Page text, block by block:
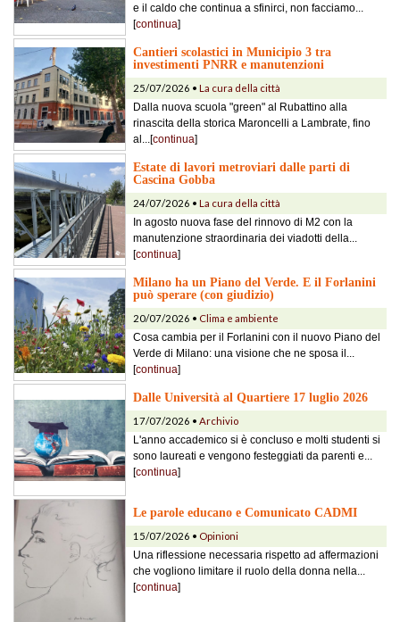
e il caldo che continua a sfinirci, non facciamo...
[continua]
Cantieri scolastici in Municipio 3 tra
investimenti PNRR e manutenzioni
25/07/2026 • La cura della città
Dalla nuova scuola "green" al Rubattino alla
rinascita della storica Maroncelli a Lambrate, fino
al...[continua]
Estate di lavori metroviari dalle parti di
Cascina Gobba
24/07/2026 • La cura della città
In agosto nuova fase del rinnovo di M2 con la
manutenzione straordinaria dei viadotti della...
[continua]
Milano ha un Piano del Verde. E il Forlanini
può sperare (con giudizio)
20/07/2026 • Clima e ambiente
Cosa cambia per il Forlanini con il nuovo Piano del
Verde di Milano: una visione che ne sposa il...
[continua]
Dalle Università al Quartiere 17 luglio 2026
17/07/2026 • Archivio
L'anno accademico si è concluso e molti studenti si
sono laureati e vengono festeggiati da parenti e...
[continua]
Le parole educano e Comunicato CADMI
15/07/2026 • Opinioni
Una riflessione necessaria rispetto ad affermazioni
che vogliono limitare il ruolo della donna nella...
[continua]